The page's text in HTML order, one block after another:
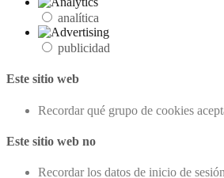
analítica
publicidad
Este sitio web
Recordar qué grupo de cookies
Este sitio web no
Recordar los datos de inicio de sesión